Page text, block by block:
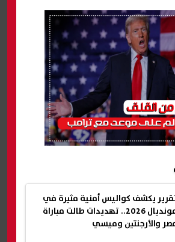
يكشف كواليس أمنية مثيرة في
مونديال 2026.. تهديدات طالت مباراة
والأرجنتين وميسي